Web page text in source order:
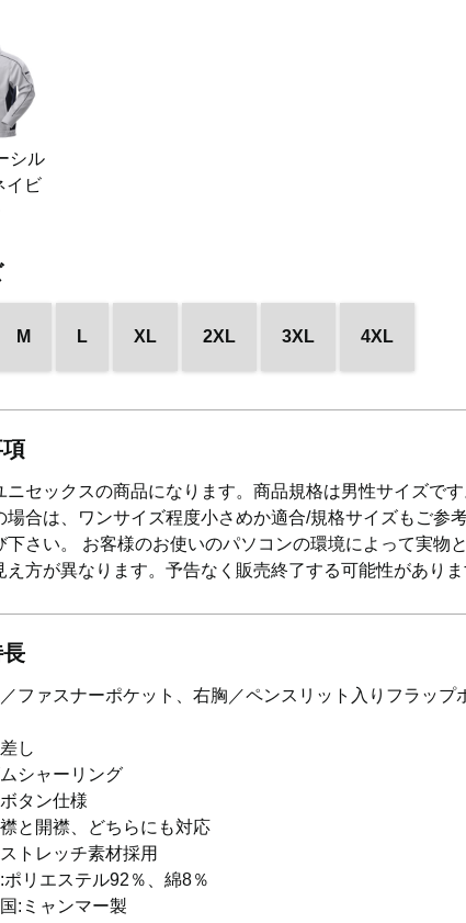
シル
イビ
M L XL 2XL 3XL 4XL
ニセックスの商品になります。商品規格は男性サイズで
場合は、ワンサイズ程度小さめか適合/規格サイズもご参
下さい。 お客様のお使いのパソコンの環境によって実物
え方が異なります。予告なく販売終了する可能性がありま
ファスナーポケット、右胸／ペンスリット入りフラップ
し
シャーリング
タン仕様
と開襟、どちらにも対応
トレッチ素材採用
ポリエステル92％、綿8％
:ミャンマー製